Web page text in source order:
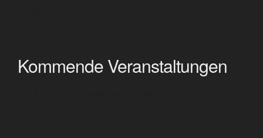
Kommende Veranstaltungen